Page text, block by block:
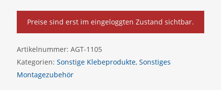
Preise sind erst im eingeloggten Zustand sichtbar.
Artikelnummer: AGT-1105
Kategorien: Sonstige Klebeprodukte, Sonstiges
Montagezubehör